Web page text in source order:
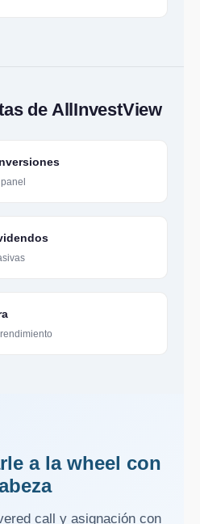
de AllInvestView
a la wheel con
call y asignación con